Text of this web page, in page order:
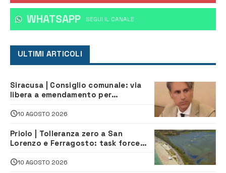
WHATSAPP ‎SEGUI IL CANALE
ULTIMI ARTICOLI
Siracusa | Consiglio comunale: via
libera a emendamento per
Vermexio e Barresi
10 AGOSTO 2026
Priolo | Tolleranza zero a San
Lorenzo e Ferragosto: task force
navette gratuite
10 AGOSTO 2026